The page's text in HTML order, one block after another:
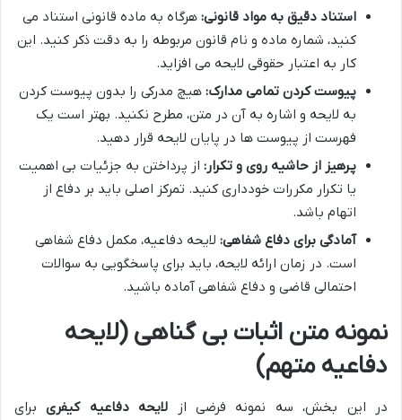
استناد دقیق به مواد قانونی: هرگاه به ماده قانونی استناد می
کنید، شماره ماده و نام قانون مربوطه را به دقت ذکر کنید. این
کار به اعتبار حقوقی لایحه می افزاید.
پیوست کردن تمامی مدارک: هیچ مدرکی را بدون پیوست کردن
به لایحه و اشاره به آن در متن، مطرح نکنید. بهتر است یک
فهرست از پیوست ها در پایان لایحه قرار دهید.
پرهیز از حاشیه روی و تکرار: از پرداختن به جزئیات بی اهمیت
یا تکرار مکررات خودداری کنید. تمرکز اصلی باید بر دفاع از
اتهام باشد.
آمادگی برای دفاع شفاهی: لایحه دفاعیه، مکمل دفاع شفاهی
است. در زمان ارائه لایحه، باید برای پاسخگویی به سوالات
احتمالی قاضی و دفاع شفاهی آماده باشید.
نمونه متن اثبات بی گناهی (لایحه
دفاعیه متهم)
در این بخش، سه نمونه فرضی از لایحه دفاعیه کیفریبرای